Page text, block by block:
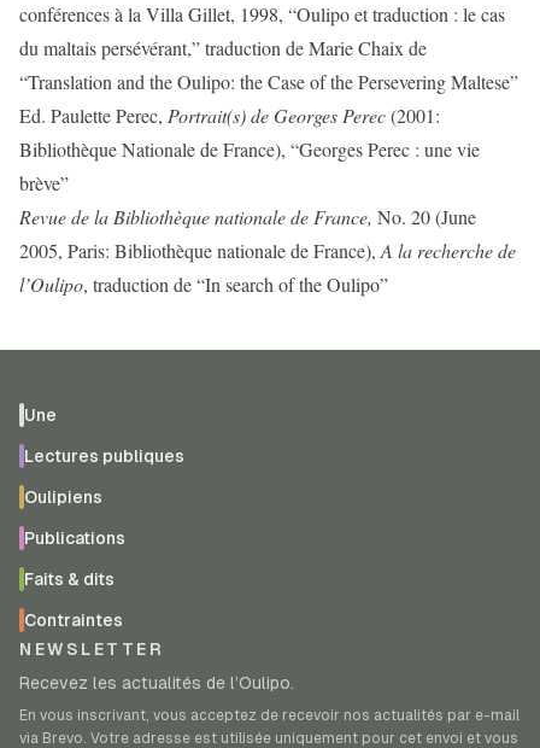
conférences à la Villa Gillet, 1998, “Oulipo et traduction : le cas
du maltais persévérant,” traduction de Marie Chaix de
“Translation and the Oulipo: the Case of the Persevering Maltese”
Ed. Paulette Perec, Portrait(s) de Georges Perec(2001:
Bibliothèque Nationale de France), “Georges Perec : une vie
brève”
Revue de la Bibliothèque nationale de France, No. 20 (June
2005, Paris: Bibliothèque nationale de France), A la recherche de
l’Oulipo, traduction de “In search of the Oulipo”
Une
Lectures publiques
Oulipiens
Publications
Faits & dits
Contraintes
NEWSLETTER
Recevez les actualités de l’Oulipo.
En vous inscrivant, vous acceptez de recevoir nos actualités par e-mail
via Brevo. Votre adresse est utilisée uniquement pour cet envoi et vous